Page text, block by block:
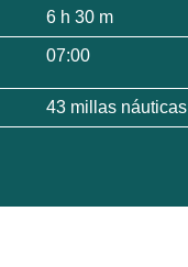
6 h 30 m
07:00
43 millas náuticas